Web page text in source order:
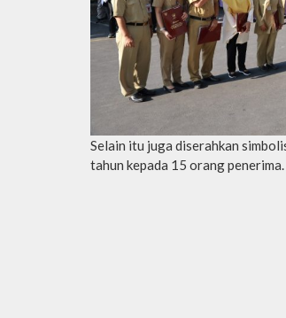
Selain itu juga diserahkan
tahun kepada 15 orang penerima.